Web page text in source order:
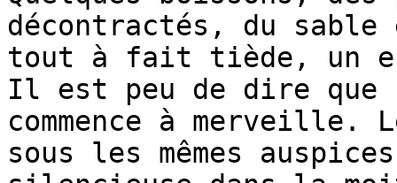
décontractés, du sable
tout à fait tiède, un
Il est peu de dire que
commence à merveille.
sous les mêmes